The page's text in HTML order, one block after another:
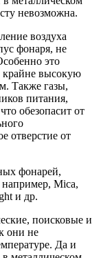
невозможна.
воздуха
фонаря, не
это
крайне высокую
Также газы,
питания,
обезопасит от
отверстие от
фонарей,
Mica,
и др.
поисковые и
они не
Да и